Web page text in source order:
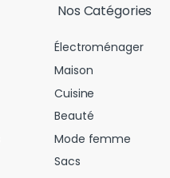
Nos Catégories
Électroménager
Maison
Cuisine
Beauté
Mode femme
Sacs